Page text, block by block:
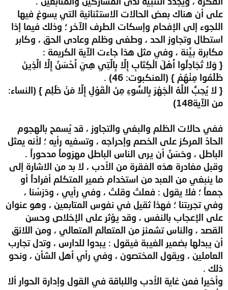
على أن هناك بعض الحالات الاستثنائية التي يسوغ فيها
اللجوء إلى الإفحام وإسكات الطرف الآخر ؛ وذلك فيما إذا
استطال وتجاوز الحد ، وطغى وظلم وعادى الحق ، وكابر
مكابرة بيِّنة ، وفي مثل هذا جاءت الآية الكريمة :
{ وَلا تُجَادِلُوا أَهْلَ الْكِتَابِ إِلَّا بِالَّتِي هِيَ أَحْسَنُ إِلَّا الَّذِينَ
ظَلَمُوا مِنْهُمْ } (العنكبوت: 46) .
{ لا يُحِبُّ اللَّهُ الْجَهْرَ بِالسُّوءِ مِنَ الْقَوْلِ إِلَّا مَنْ ظُلِم } (النساء:
من الآية148)
ففي حالات الظلم والبغي والتجاوز ، قد يُسمح بالهجوم
الحادّ المركز على الخصم وإحراجه ، وتسفيه رأيه ؛ لأنه يمثل
الباطل ، وحَسَنٌ أن يرى الناس الباطل مهزوماً مدحوراً .
وقبل مغادرة هذه الفقرة من الأدب ، لا بد من الاشارة إلى
ما ينبغي من العبد من استخدام ضمير المتكلم أفراداً أو
جمعاً ؛ فلا يقول : فعلتُ وقلتُ ، وفي رأيي ، ودَرَسْنا ،
وفي تجربتنا ؛ فهذا ثقيل في نفوس المتابعين ، وهو عنوان
على الإعجاب بالنفس ، وقد يؤثر على الإخلاص وحسن
القصد ، والناس تشمئز من المتعالم المتعالي ، ومن اللائق
أن يبدلها بضمير الغيبة فيقول : يبدوا للدارس ، وتدل تجارب
العاملين ، ويقول المختصون ، وفي رأي أهل الشأن ، ونحو
ذلك .
وأخيرا فمن غاية الأدب واللباقة في القول وإدارة الحوار ألا